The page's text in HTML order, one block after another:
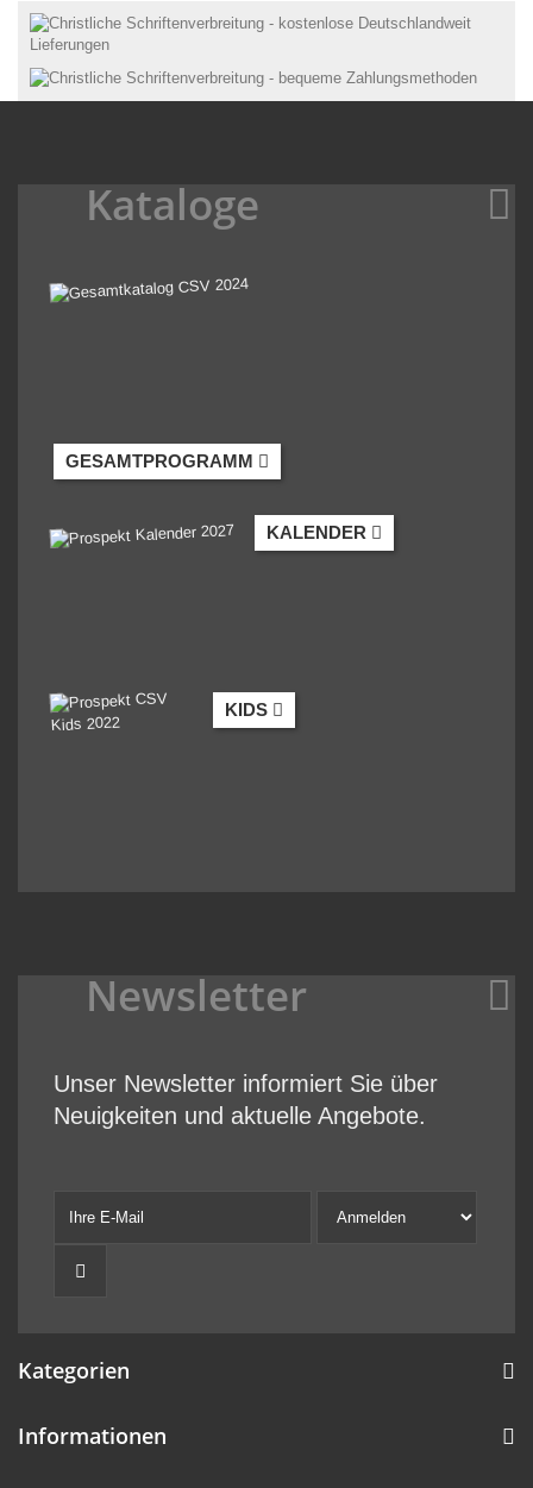
Kataloge
GESAMTPROGRAMM
KALENDER
KIDS
Newsletter
Unser Newsletter informiert Sie über
Neuigkeiten und aktuelle Angebote.
Kategorien
Informationen